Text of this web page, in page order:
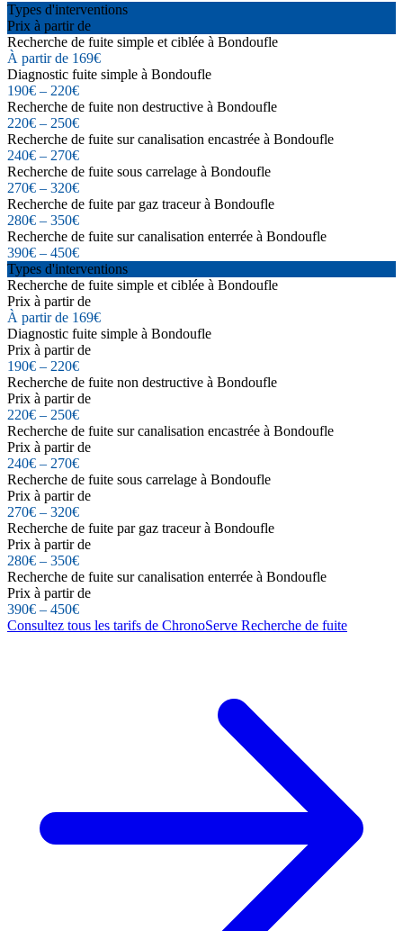
Types d'interventions
Prix à partir de
Recherche de fuite simple et ciblée à Bondoufle
À partir de 169€
Diagnostic fuite simple à Bondoufle
190€ – 220€
Recherche de fuite non destructive à Bondoufle
220€ – 250€
Recherche de fuite sur canalisation encastrée à Bondoufle
240€ – 270€
Recherche de fuite sous carrelage à Bondoufle
270€ – 320€
Recherche de fuite par gaz traceur à Bondoufle
280€ – 350€
Recherche de fuite sur canalisation enterrée à Bondoufle
390€ – 450€
Types d'interventions
Recherche de fuite simple et ciblée à Bondoufle
Prix à partir de
À partir de 169€
Diagnostic fuite simple à Bondoufle
Prix à partir de
190€ – 220€
Recherche de fuite non destructive à Bondoufle
Prix à partir de
220€ – 250€
Recherche de fuite sur canalisation encastrée à Bondoufle
Prix à partir de
240€ – 270€
Recherche de fuite sous carrelage à Bondoufle
Prix à partir de
270€ – 320€
Recherche de fuite par gaz traceur à Bondoufle
Prix à partir de
280€ – 350€
Recherche de fuite sur canalisation enterrée à Bondoufle
Prix à partir de
390€ – 450€
Consultez tous les tarifs de ChronoServe Recherche de fuite